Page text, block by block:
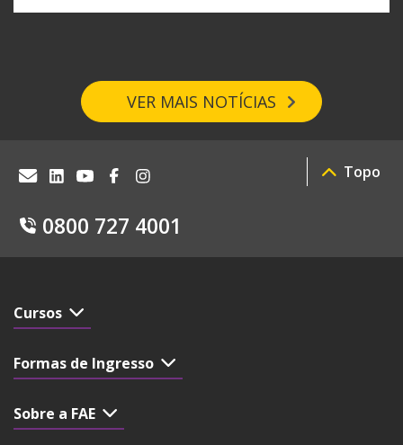
VER MAIS NOTÍCIAS
0800 727 4001
Topo
Cursos
Formas de Ingresso
Sobre a FAE